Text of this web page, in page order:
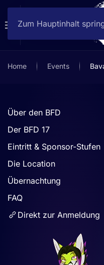
Zum Hauptinhalt
Home Events
Über den BFD
Der BFD 17
Eintritt & Sponsor-Stufen
Die Location
Übernachtung
FAQ
Direkt zur Anmeldung